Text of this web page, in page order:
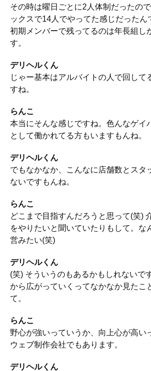
その時は曜日ごとに2人体制だったの
ックスで14人でやってた感じだったん
初期メンバーで残ってるのは年長組し
す。
デリヘルくん
じゃー基本はアルバイトの人で回して
すね。
らんこ
本当にそんな感じですね。色んなゲイ
として働かれてる方もいますもんね。
デリヘルくん
でもなかなか、こんなに店舗数とスタ
ないですもんね。
らんこ
どこまで目指すんだろうと思って(笑)
をやりたいと聞いていたりもして。な
営みたい(笑)
デリヘルくん
(笑) そういうのもあるかもしれないで
から広がっていくってなかなか見たこ
て。
らんこ
野心が強いっていうか、向上心が高い
ウェブ制作会社でもあります。
デリヘルくん